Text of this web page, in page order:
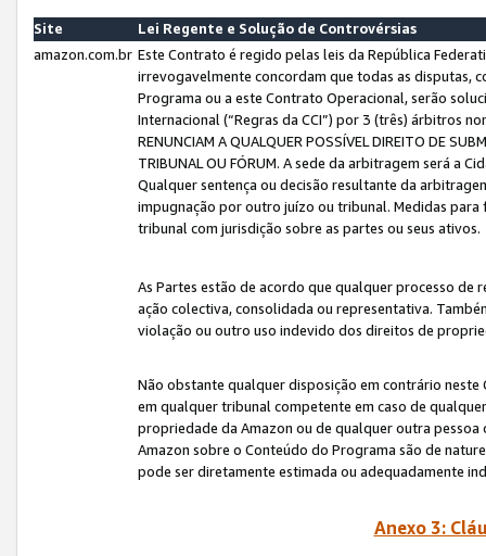
Site
Lei Regente e Solução de Controvérsias
amazon.com.br Este Contrato é regido pelas leis da República
irrevogavelmente concordam que todas as disputas,
Programa ou a este Contrato Operacional, serão
Internacional (“Regras da CCI”) por 3 (três) árbitros
RENUNCIAM A QUALQUER POSSÍVEL DIREITO DE
TRIBUNAL OU FÓRUM. A sede da arbitragem será a
Qualquer sentença ou decisão resultante da
impugnação por outro juízo ou tribunal. Medidas
tribunal com jurisdição sobre as partes ou seus ativos.
As Partes estão de acordo que qualquer processo
ação colectiva, consolidada ou representativa.
violação ou outro uso indevido dos direitos de
Não obstante qualquer disposição em contrário
em qualquer tribunal competente em caso de
propriedade da Amazon ou de qualquer outra
Amazon sobre o Conteúdo do Programa são de
pode ser diretamente estimada ou adequadamente
Anexo 3: